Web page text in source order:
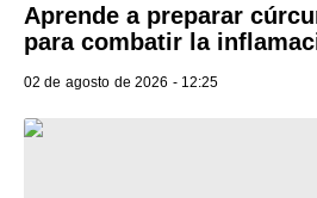
Aprende a preparar
para combatir la
02 de agosto de 2026 - 12:25